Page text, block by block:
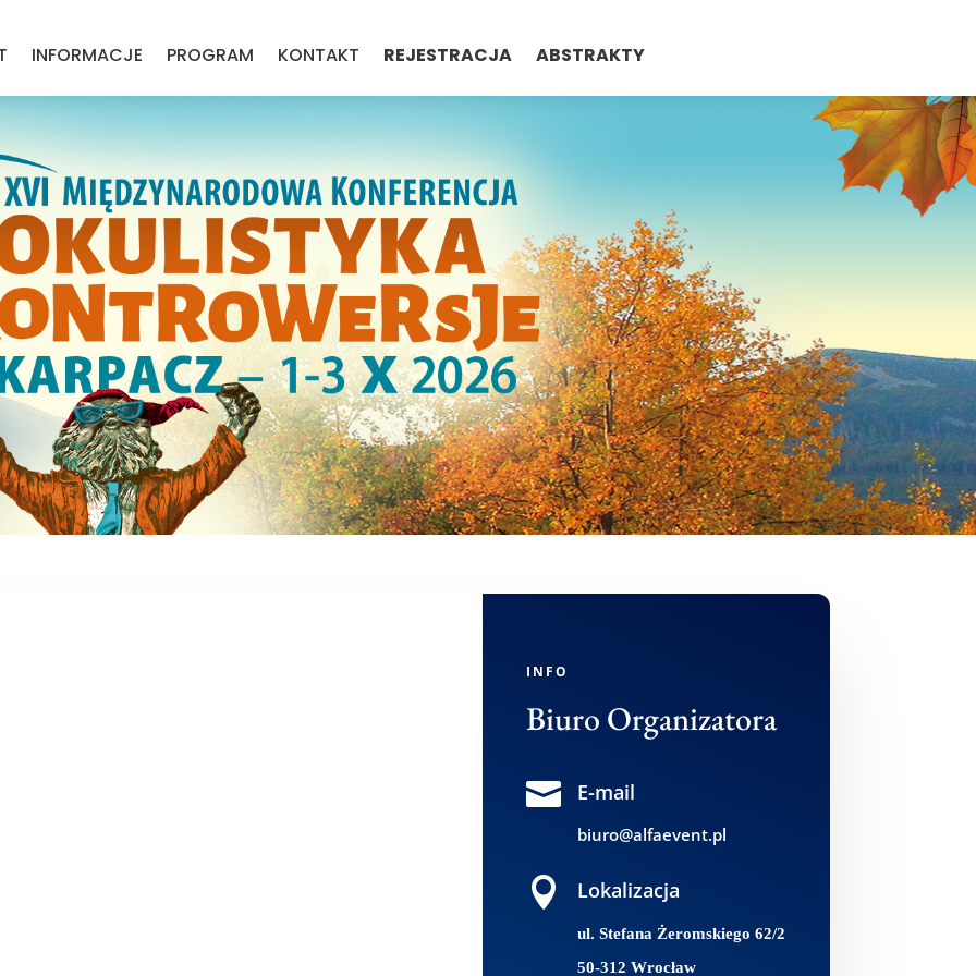
INFORMACJE PROGRAM KONTAKT REJESTRACJA ABSTRAKTY
INFO
Biuro Organizatora
 E-mail
biuro@alfaevent.pl
 Lokalizacja
ul. Stefana Żeromskiego 62/2
50-312 Wrocław